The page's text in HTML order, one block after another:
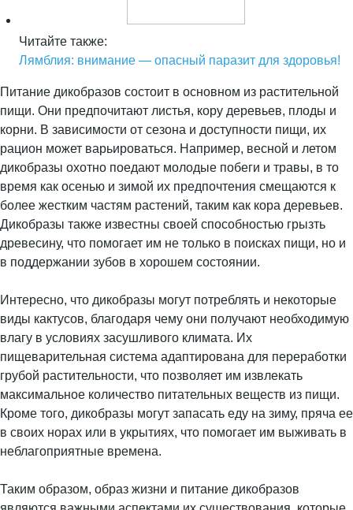
Читайте также:
Лямблия: внимание — опасный паразит для здоровья!
Питание дикобразов состоит в основном из растительной
пищи. Они предпочитают листья, кору деревьев, плоды и
корни. В зависимости от сезона и доступности пищи, их
рацион может варьироваться. Например, весной и летом
дикобразы охотно поедают молодые побеги и травы, в то
время как осенью и зимой их предпочтения смещаются к
более жестким частям растений, таким как кора деревьев.
Дикобразы также известны своей способностью грызть
древесину, что помогает им не только в поисках пищи, но и
в поддержании зубов в хорошем состоянии.
Интересно, что дикобразы могут потреблять и некоторые
виды кактусов, благодаря чему они получают необходимую
влагу в условиях засушливого климата. Их
пищеварительная система адаптирована для переработки
грубой растительности, что позволяет им извлекать
максимальное количество питательных веществ из пищи.
Кроме того, дикобразы могут запасать еду на зиму, пряча ее
в своих норах или в укрытиях, что помогает им выживать в
неблагоприятные времена.
Таким образом, образ жизни и питание дикобразов